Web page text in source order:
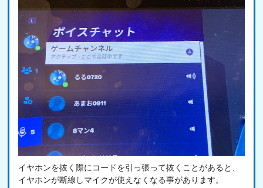
イヤホンを抜く際にコードを引っ張って抜くことがあると、
イヤホンが断線しマイクが使えなくなる事があります。